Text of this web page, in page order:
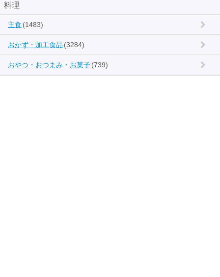
料理
主食 (1483)
おかず・加工食品 (3284)
おやつ・おつまみ・お菓子(739)